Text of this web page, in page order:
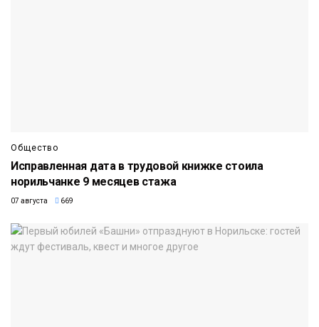
Общество
Исправленная дата в трудовой книжке стоила
норильчанке 9 месяцев стажа
07 августа 669